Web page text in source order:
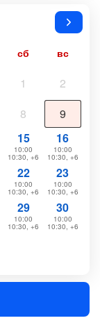
сб вс
1
2
8
9
15
10:00
10:30, +6
16
10:00
10:30, +6
22
10:00
10:30, +6
23
10:00
10:30, +6
29
10:00
10:30, +6
30
10:00
10:30, +6